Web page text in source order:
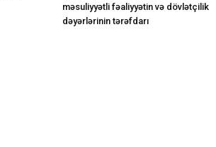
məsuliyyətli fəaliyyətin və dövlətçilik
dəyərlərinin tərəfdarı